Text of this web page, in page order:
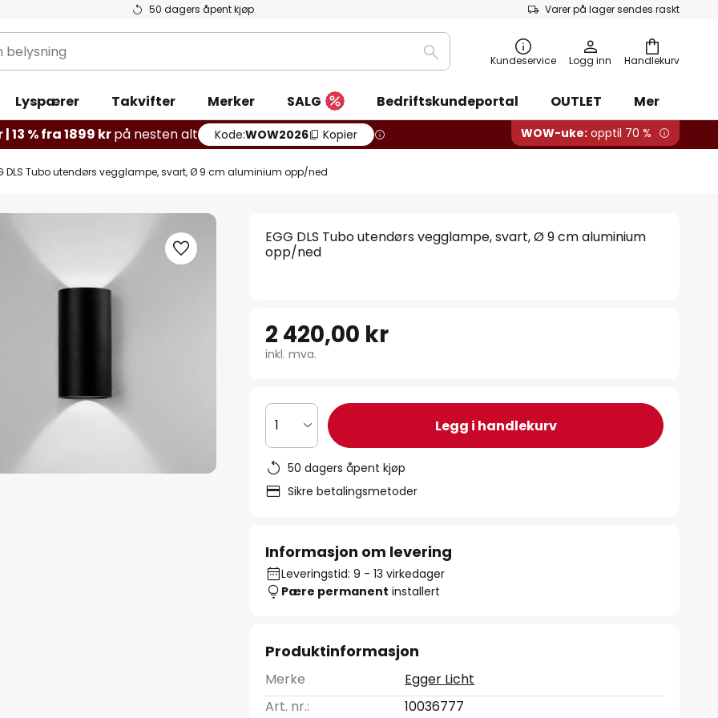
50 dagers åpent kjøp Varer på lager sendes raskt
Handlekurv
Søk Kundeservice Logg inn
Lyspærer Takvifter Merker SALG Bedriftskundeportal OUTLET
Mer
13 % fra 1899 krpå nesten alt Kode:WOW2026 Kopier WOW-uke: opptil 70 %
DLS Tubo utendørs vegglampe, svart, Ø 9 cm aluminium opp/ned
EGG DLS Tubo utendørs vegglampe, svart, Ø 9 cm aluminium
opp/ned
2 420,00 kr
inkl. mva.
1 Legg i handlekurv
50 dagers åpent kjøp
Sikre betalingsmetoder
Informasjon om levering
Leveringstid: 9 - 13 virkedager
Pære permanent installert
Produktinformasjon
Merke
Egger Licht
Art. nr.:
10036777